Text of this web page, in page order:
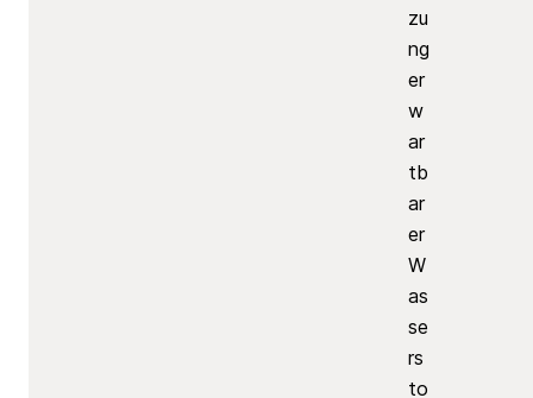
zu
ng
er
w
ar
tb
ar
er
W
as
se
rs
to